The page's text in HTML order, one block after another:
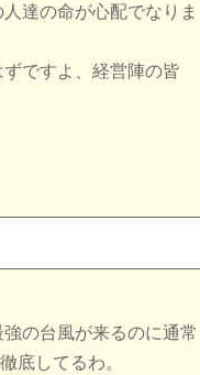
達の命が心配でなりま
ですよ、経営陣の皆
の台風が来るのに通常
底してるわ。